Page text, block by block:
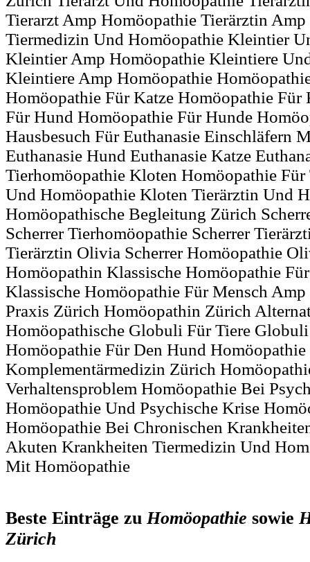
Tierarzt Amp Homöopathie Tierärztin
Tiermedizin Und Homöopathie Kleintier
Kleintier Amp Homöopathie Kleintiere
Kleintiere Amp Homöopathie
Homöopathie Für Katze Homöopathie Für
Für Hund Homöopathie Für Hunde
Hausbesuch Für Euthanasie Einschläfern
Euthanasie Hund Euthanasie Katze
Tierhomöopathie Kloten Homöopathie
Und Homöopathie Kloten Tierärztin Und
Homöopathische Begleitung Zürich
Scherrer Tierhomöopathie Scherrer
Tierärztin Olivia Scherrer Homöopathie
Homöopathin Klassische Homöopathie
Klassische Homöopathie Für Mensch
Praxis Zürich Homöopathin Zürich
Homöopathische Globuli Für Tiere
Homöopathie Für Den Hund
Komplementärmedizin Zürich
Verhaltensproblem Homöopathie Bei
Homöopathie Und Psychische Krise
Homöopathie Bei Chronischen
Akuten Krankheiten Tiermedizin Und
Mit Homöopathie
Beste Einträge zuHomöopathie sowie
Zürich